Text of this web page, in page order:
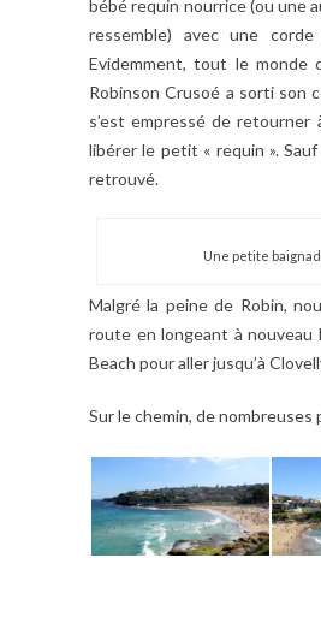
bébé requin nourrice (ou une
ressemble) avec une
Evidemment, tout le monde
Robinson Crusoé a sorti son
s’est empressé de retourner
libérer le petit « requin ». Sauf
retrouvé.
Une petite
Malgré la peine de Robin,
route en longeant à nouveau
Beach pour aller jusqu’à
Sur le chemin, de nombreuses